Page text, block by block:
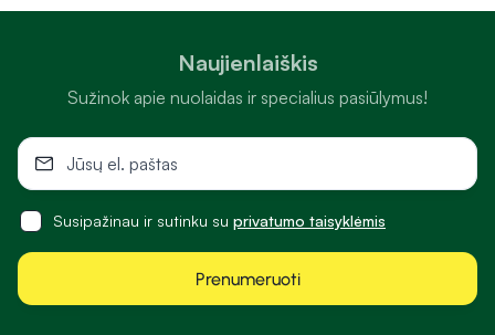
Naujienlaiškis
Sužinok apie nuolaidas ir specialius pasiūlymus!
Susipažinau ir sutinku su privatumo taisyklėmis
Prenumeruoti